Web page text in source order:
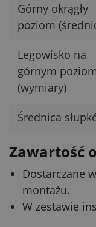
Górny okrągły
poziom
Legowisko na
górnym
(wymiary)
Średnica
Zawartość
Dostarczane
montażu.
W zestawie